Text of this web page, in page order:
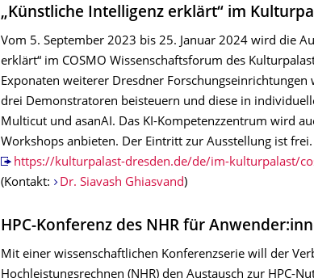
„Künstliche Intelligenz erklärt“ im
Vom 5. September 2023 bis 25. Januar 2024 wird die
erklärt“ im ­COSMO Wissenschaftsforum des
Exponaten weiterer Dresdner Forschungseinrichtungen
drei Demonstratoren beisteuern und diese in
Multicut und asanAI. Das KI-Kompetenzzentrum wird
Workshops anbieten. Der Eintritt zur Ausstellung ist
https://kulturpalast-dresden.de/de/im-kulturpalast/
(Kontakt:
Dr. Siavash Ghiasvand)
HPC-Konferenz des NHR für
Mit einer wissenschaftlichen Konferenzserie will der
Hochleistungsrechnen (NHR) den Austausch zur HPC-